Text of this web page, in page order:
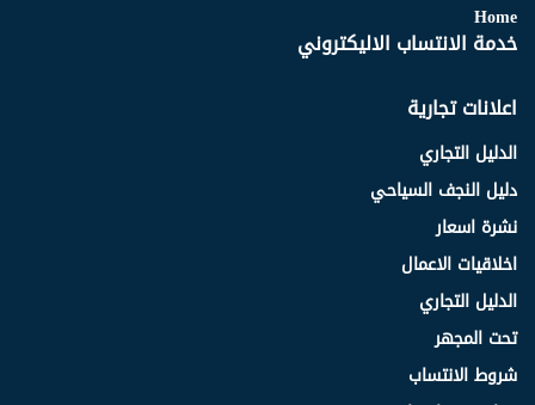
Home
خدمة الانتساب الاليكتروني
اعلانات تجارية
الدليل التجاري
دليل النجف السياحي
نشرة اسعار
اخلاقيات الاعمال
الدليل التجاري
تحت المجهر
شروط الانتساب